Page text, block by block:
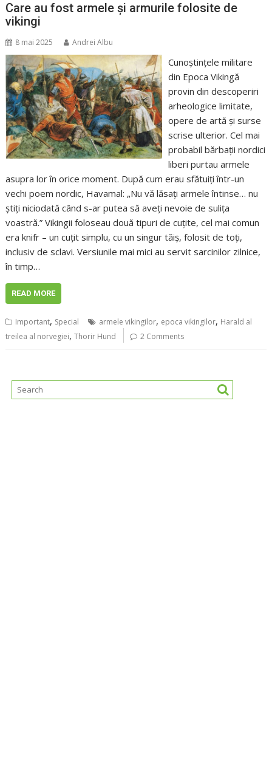
Care au fost armele și armurile folosite de
vikingi
8 mai 2025 Andrei Albu
Cunoștințele militare
din Epoca Vikingă
provin din descoperiri
arheologice limitate,
opere de artă și surse
scrise ulterior. Cel mai
probabil bărbații nordici
liberi purtau armele
asupra lor în orice moment. După cum erau sfătuiți într-un
vechi poem nordic, Havamal: „Nu vă lăsați armele întinse… nu
știți niciodată când s-ar putea să aveți nevoie de sulița
voastră.” Vikingii foloseau două tipuri de cuțite, cel mai comun
era knifr – un cuțit simplu, cu un singur tăiș, folosit de toți,
inclusiv de sclavi. Versiunile mai mici au servit sarcinilor zilnice,
în timp…
READ MORE
Important, Special armele vikingilor, epoca vikingilor, Harald al
treilea al norvegiei,Thorir Hund 2 Comments